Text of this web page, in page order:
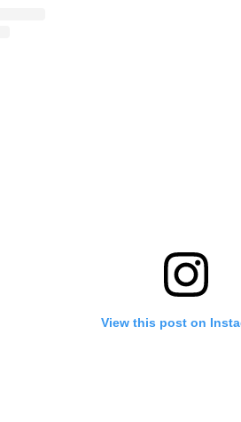
View this post on